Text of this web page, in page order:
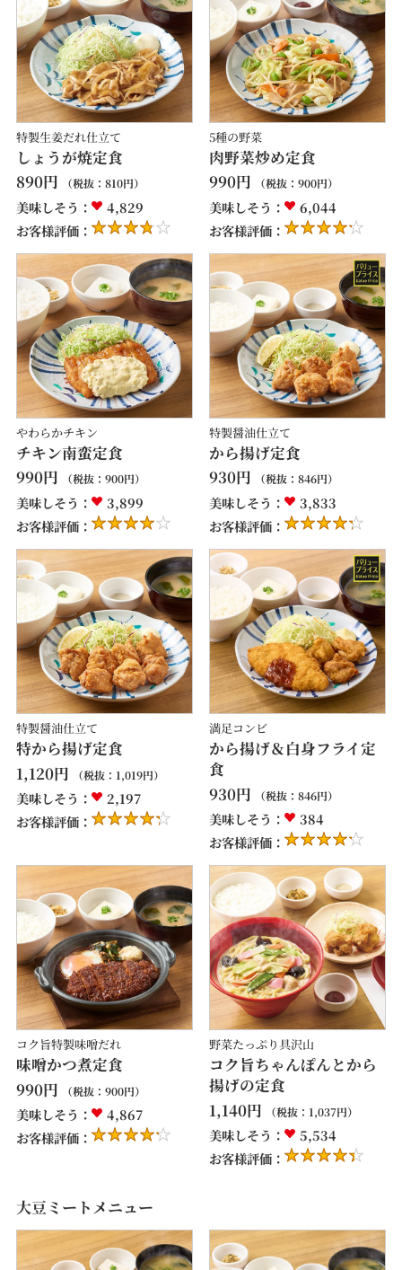
特製生姜だれ仕立て
しょうが焼定食
890円 （税抜： 810円）
美味しそう：
4,829
お客様評価：
5種の野菜
肉野菜炒め定食
990円 （税抜： 900円）
美味しそう：
6,044
お客様評価：
やわらかチキン
チキン南蛮定食
990円 （税抜： 900円）
美味しそう：
3,899
お客様評価：
特製醤油仕立て
から揚げ定食
930円 （税抜： 846円）
美味しそう：
3,833
お客様評価：
特製醤油仕立て
特から揚げ定食
1,120円 （税抜： 1,019円）
美味しそう：
2,197
お客様評価：
満足コンビ
から揚げ＆白身フライ定
食
930円 （税抜： 846円）
美味しそう：
384
お客様評価：
コク旨特製味噌だれ
味噌かつ煮定食
990円 （税抜： 900円）
美味しそう：
4,867
お客様評価：
野菜たっぷり具沢山
コク旨ちゃんぽんとから
揚げの定食
1,140円 （税抜： 1,037円）
美味しそう：
5,534
お客様評価：
大豆ミートメニュー